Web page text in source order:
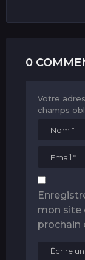
0
Votre
champs
mon site
prochain